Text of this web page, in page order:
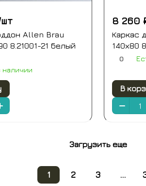
шт
Allen Brau
8.21001-21 белый
наличии
8 260
Каркас
140х80
0
В
Загрузить еще
1 2 3 ...